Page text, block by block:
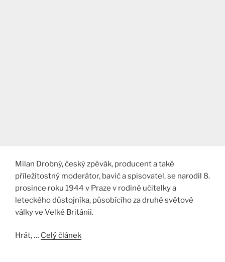
Milan Drobný, český zpěvák, producent a také
příležitostný moderátor, bavič a spisovatel, se narodil 8.
prosince roku 1944 v Praze v rodině učitelky a
leteckého důstojníka, působícího za druhé světové
války ve Velké Británii.
Hrát, … Celý článek